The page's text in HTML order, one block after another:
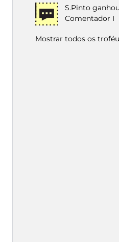
S.Pinto
Comentador I
Mostrar todos os